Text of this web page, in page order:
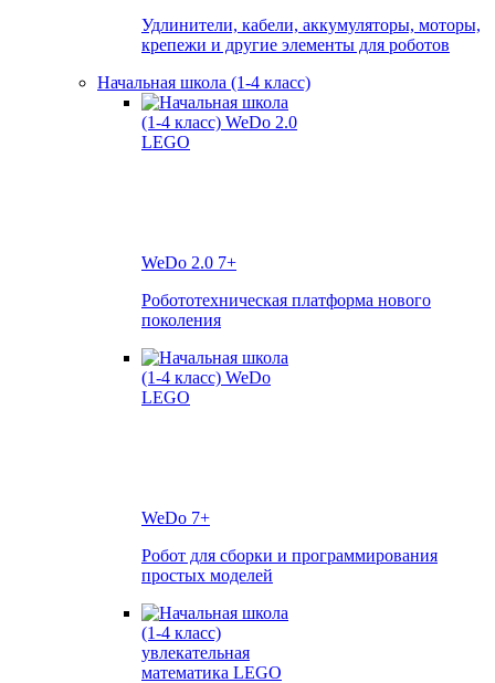
Удлинители, кабели, аккумуляторы, моторы,
крепежи и другие элементы для роботов
Начальная школа (1-4 класс)
WeDo 2.0 7+
Робототехническая платформа нового
поколения
WeDo 7+
Робот для сборки и программирования
простых моделей